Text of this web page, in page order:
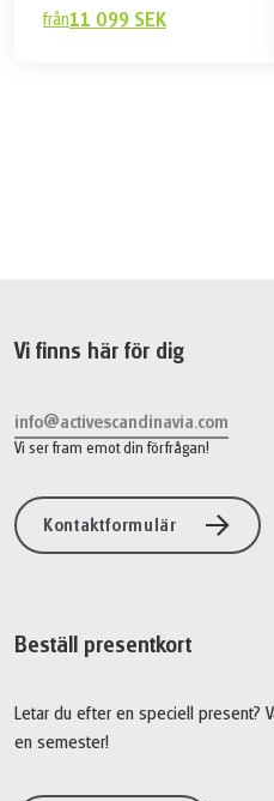
från11 099 SEK
Vi finns här för dig
info@activescandinavia.com
Vi ser fram emot din förfrågan!
Kontaktformulär
Beställ presentkort
Letar du efter en speciell present?
en semester!